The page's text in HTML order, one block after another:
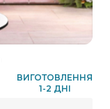
ВИГОТОВЛЕННЯ
1-2 ДНІ